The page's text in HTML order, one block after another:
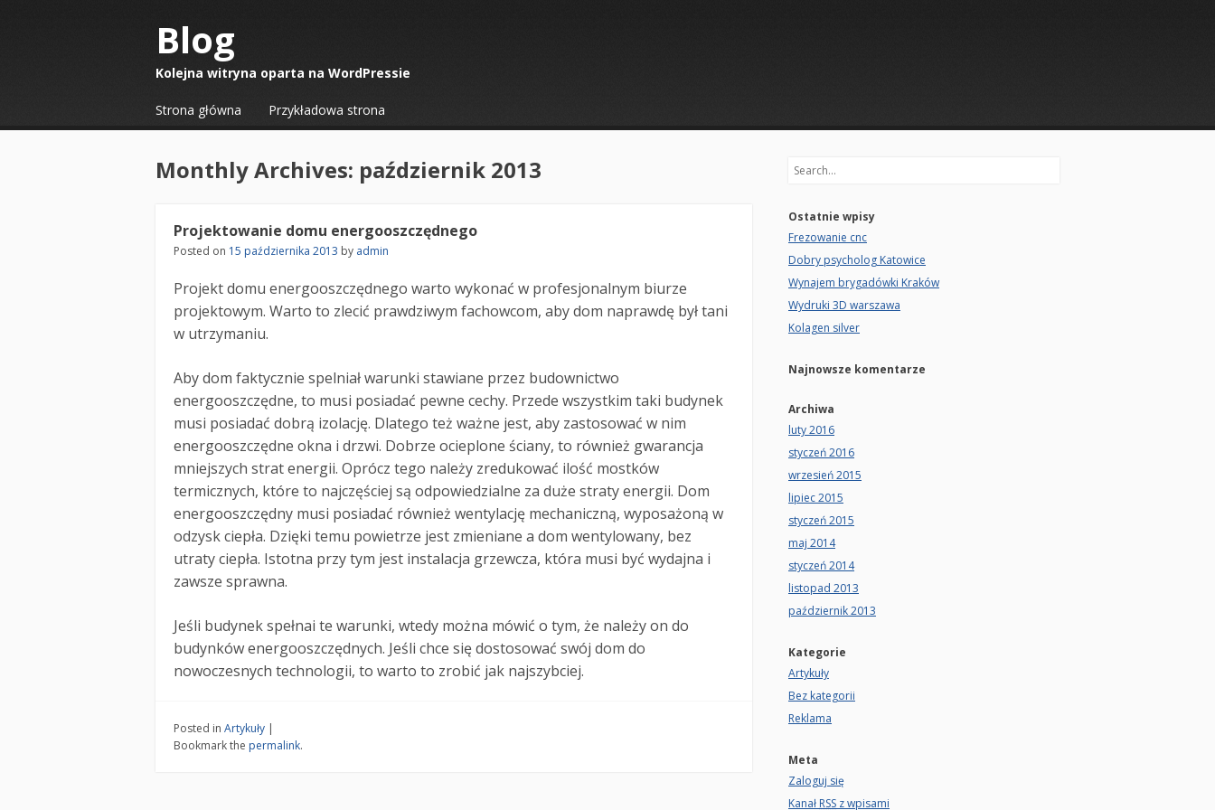
Blog
Kolejna witryna oparta na WordPressie
☰ Menu
Skip to content
Strona główna Przykładowa strona
Monthly Archives: październik 2013
Projektowanie domu energooszczędnego
Posted on 15 października 2013 by admin
Projekt domu energooszczędnego warto wykonać w profesjonalnym biurze
projektowym. Warto to zlecić prawdziwym fachowcom, aby dom naprawdę był tani
w utrzymaniu.
Aby dom faktycznie spelniał warunki stawiane przez budownictwo
energooszczędne, to musi posiadać pewne cechy. Przede wszystkim taki budynek
musi posiadać dobrą izolację. Dlatego też ważne jest, aby zastosować w nim
energooszczędne okna i drzwi. Dobrze ocieplone ściany, to również gwarancja
mniejszych strat energii. Oprócz tego należy zredukować ilość mostków
termicznych, które to najczęściej są odpowiedzialne za duże straty energii. Dom
energooszczędny musi posiadać również wentylację mechaniczną, wyposażoną w
odzysk ciepła. Dzięki temu powietrze jest zmieniane a dom wentylowany, bez
utraty ciepła. Istotna przy tym jest instalacja grzewcza, która musi być wydajna i
zawsze sprawna.
Jeśli budynek spełnai te warunki, wtedy można mówić o tym, że należy on do
budynków energooszczędnych. Jeśli chce się dostosować swój dom do
nowoczesnych technologii, to warto to zrobić jak najszybciej.
Posted in Artykuły |
Bookmark the permalink.
Search
Ostatnie wpisy
Frezowanie cnc
Dobry psycholog Katowice
Wynajem brygadówki Kraków
Wydruki 3D warszawa
Kolagen silver
Najnowsze komentarze
Archiwa
luty 2016
styczeń 2016
wrzesień 2015
lipiec 2015
styczeń 2015
maj 2014
styczeń 2014
listopad 2013
październik 2013
Kategorie
Artykuły
Bez kategorii
Reklama
Meta
Zaloguj się
Kanał RSS z wpisami